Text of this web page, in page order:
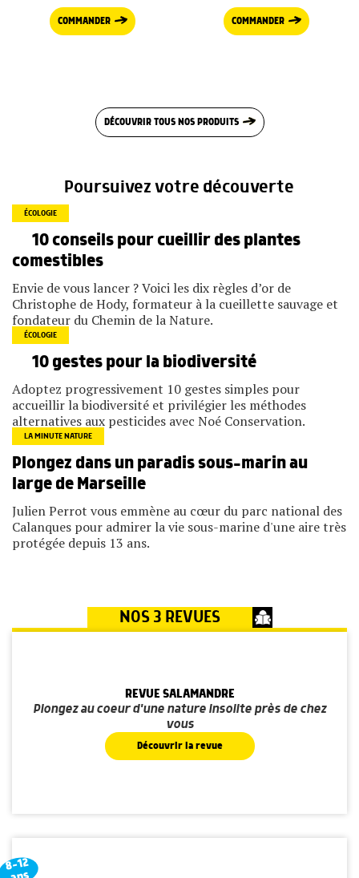
COMMANDER COMMANDER
DÉCOUVRIR TOUS NOS PRODUITS
Poursuivez votre découverte
ÉCOLOGIE
10 conseils pour cueillir des plantes
comestibles
Envie de vous lancer ? Voici les dix règles d’or de
Christophe de Hody, formateur à la cueillette sauvage et
fondateur du Chemin de la Nature.
ÉCOLOGIE
10 gestes pour la biodiversité
Adoptez progressivement 10 gestes simples pour
accueillir la biodiversité et privilégier les méthodes
alternatives aux pesticides avec Noé Conservation.
LA MINUTE NATURE
Plongez dans un paradis sous-marin au
large de Marseille
Julien Perrot vous emmène au cœur du parc national des
Calanques pour admirer la vie sous-marine d'une aire très
protégée depuis 13 ans.
NOS 3 REVUES
REVUE SALAMANDRE
Plongez au coeur d'une nature insolite près de chez
vous
Découvrir la revue
8-12